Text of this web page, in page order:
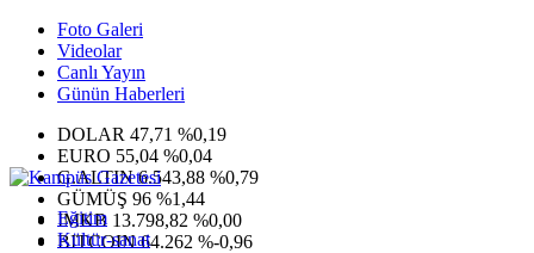
Foto Galeri
Videolar
Canlı Yayın
Günün Haberleri
DOLAR 47,71 %0,19
EURO 55,04 %0,04
G.ALTIN6.543,88 %0,79
GÜMÜŞ 96 %1,44
IMKB 13.798,82 %0,00
BITCOIN64.262 %-0,96
Eğitim
Kültür-sanat